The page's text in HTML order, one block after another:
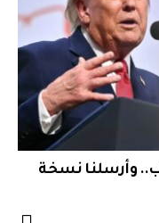
وأرسلنا نسخة